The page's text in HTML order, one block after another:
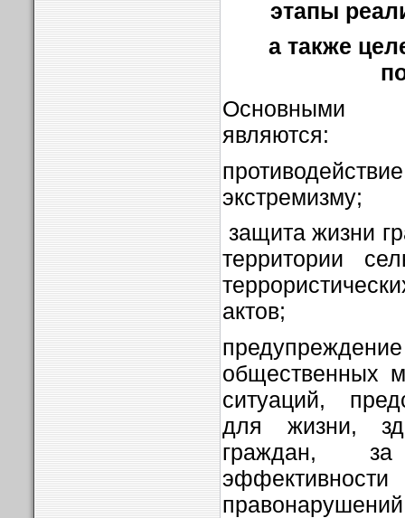
этапы
а также
Основными
являются:
экстремизму;
защита жизни
территории
актов;
общественных
ситуаций,
для жизни,
граждан,